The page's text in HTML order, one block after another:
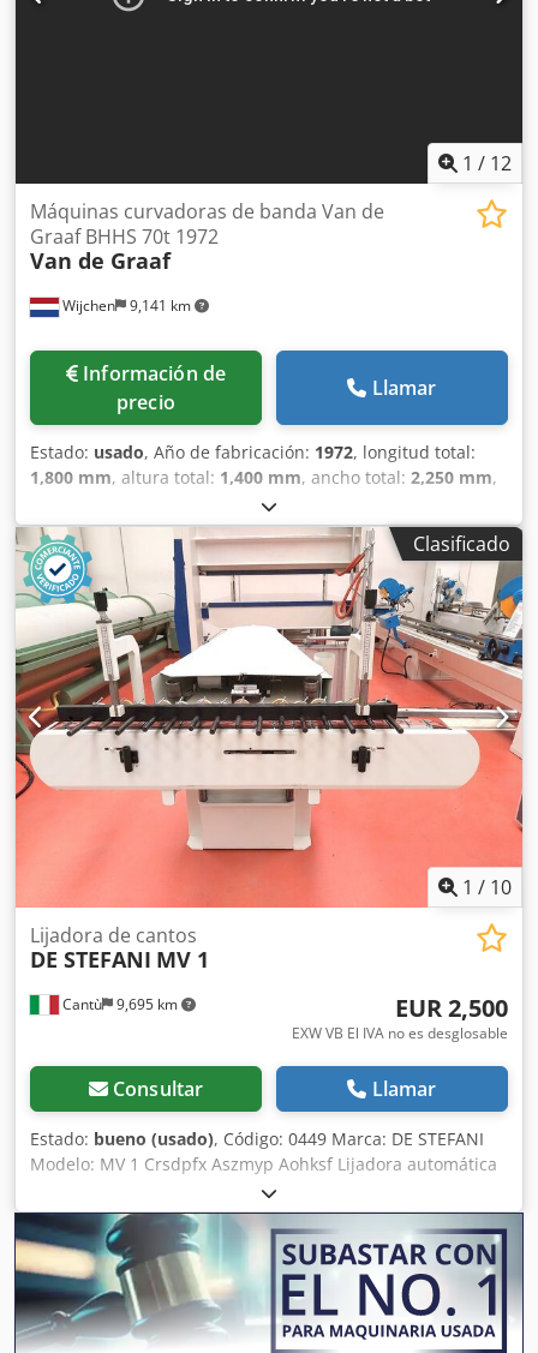
1 / 12
Wijchen 9,141 km
Máquinas curvadoras de banda Van de
Graaf BHHS 70t 1972
Van de Graaf
Información de
precio
Llamar
Estado: usado, Año de fabricación: 1972, longitud total:
1,800 mm, altura total: 1,400 mm, ancho total: 2,250 mm,
Color: Verde Peso en vacío: 2000 kg Csdpjzm N Rijfx Ahkerf
Precio: Consultar - Año de fabricación: 1972 -
Documentación disponible: No - Certificado CE: No -
Sistema de control: Convencional - Dimensiones de
transporte: 1800 mm x 2250 mm x 1400 mm (largo x ancho
x alto) - Peso de transporte [kg]: 2000 kg - Paquetes de
transporte [unidades]: 1 Información financiera IVA: El
precio indicado no incluye el IVA IVA/Régimen de recargo
del IVA: El IVA es deducible para las empresas Entrega y
aceptación de vehículos usados posibles en cualquier
momento para todos los productos de la industria Lukas
van Rossum
Clasificado
1 / 10
Cantù 9,695 km
Lijadora de cantos
DE STEFANI MV 1
EUR 2,500
EXW VB El IVA no es desglosable
Consultar Llamar
Estado: bueno (usado), Código: 0449 Marca: DE STEFANI
Modelo: MV 1 Crsdpfx Aszmyp Aohksf Lijadora automática
de un solo cabezal para cantos y perfiles de madera,
madera maciza, madera chapada y otros materiales.
Lijadora para perfiles y rebajes con plato intercambiable,
inclinable de -15° a +90° Motor de 2 velocidades, rpm
710/1420 – Cv 1,3 – 2,5 Altura de trabajo mm 100
Alimentación automática con velocidad variable Guía de
entrada ajustable Aire comprimido 6 atm Diámetro de la